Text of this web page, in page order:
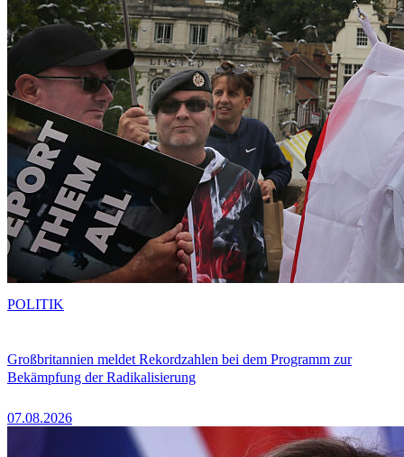
Großbritannien meldet Rekordzahlen bei dem Programm zur
Bekämpfung der Radikalisierung
07.08.2026
POLITIK